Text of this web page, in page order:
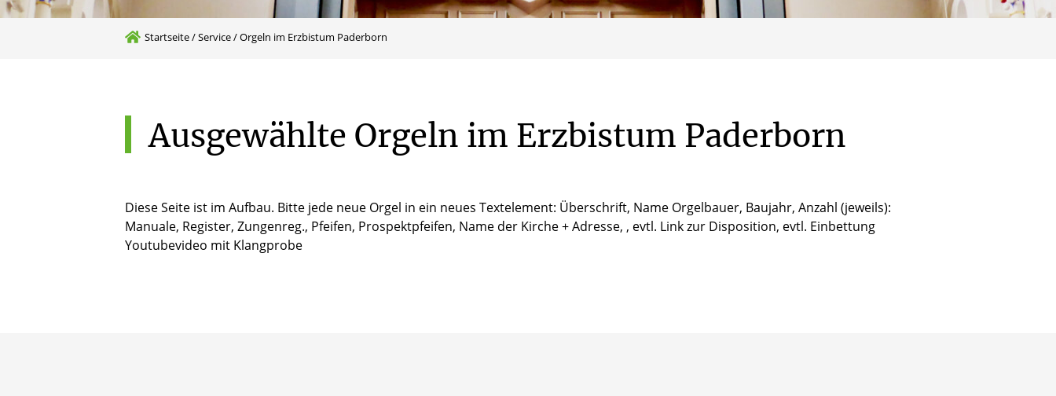
Startseite/Service/Orgeln im Erzbistum Paderborn
Ausgewählte Orgeln im Erzbistum Paderborn
Diese Seite ist im Aufbau. Bitte jede neue Orgel in ein neues Textelement: Überschrift, Name Orgelbauer, Baujahr, Anzahl (jeweils):
Manuale, Register, Zungenreg., Pfeifen, Prospektpfeifen, Name der Kirche + Adresse, , evtl. Link zur Disposition, evtl. Einbettung
Youtubevideo mit Klangprobe